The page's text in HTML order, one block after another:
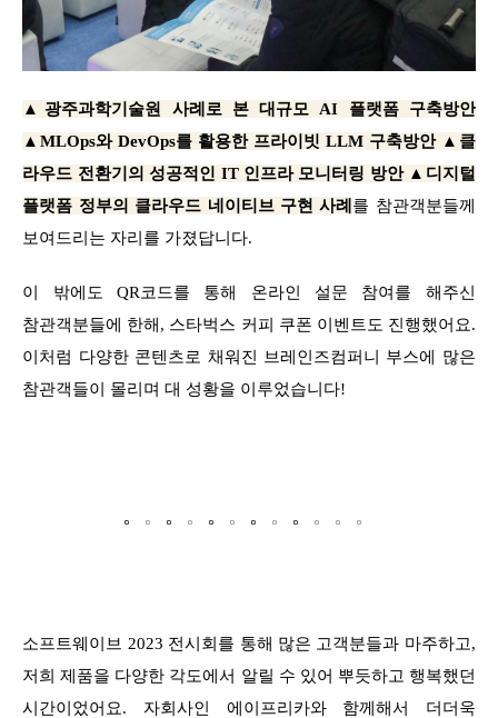
▲광주과학기술원 사례로 본 대규모 AI 플랫폼 구축방안
▲MLOps와 DevOps를 활용한 프라이빗 LLM 구축방안 ▲클
라우드 전환기의 성공적인 IT 인프라 모니터링 방안 ▲디지털
플랫폼 정부의 클라우드 네이티브 구현 사례를 참관객분들께
보여드리는 자리를 가졌답니다.
이 밖에도 QR코드를 통해 온라인 설문 참여를 해주신
참관객분들에 한해, 스타벅스 커피 쿠폰 이벤트도 진행했어요.
이처럼 다양한 콘텐츠로 채워진 브레인즈컴퍼니 부스에 많은
참관객들이 몰리며 대 성황을 이루었습니다!
。 。 。 。 。 。 。 。 。 。 。 。
소프트웨이브 2023 전시회를 통해 많은 고객분들과 마주하고,
저희 제품을 다양한 각도에서 알릴 수 있어 뿌듯하고 행복했던
시간이었어요. 자회사인 에이프리카와 함께해서 더더욱